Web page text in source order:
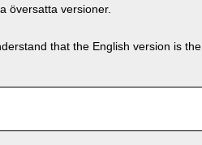
översatta versioner.
that the English version is the